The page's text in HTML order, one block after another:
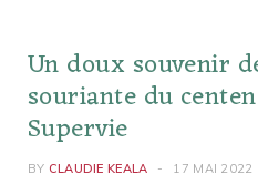
Un doux souvenir
souriante du
Supervie
BY CLAUDIE KEALA 17 MAI 2022